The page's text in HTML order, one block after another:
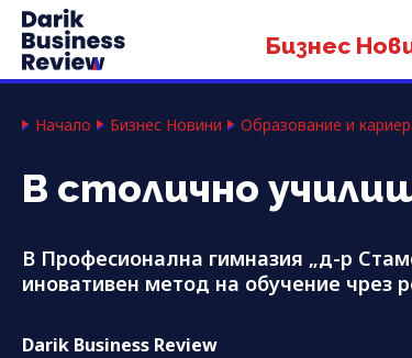
Бизнес
Начало Бизнес Новини Образование и
В столично
В Професионална гимназия „д-р
иновативен метод на обучение чрез
Darik Business Review